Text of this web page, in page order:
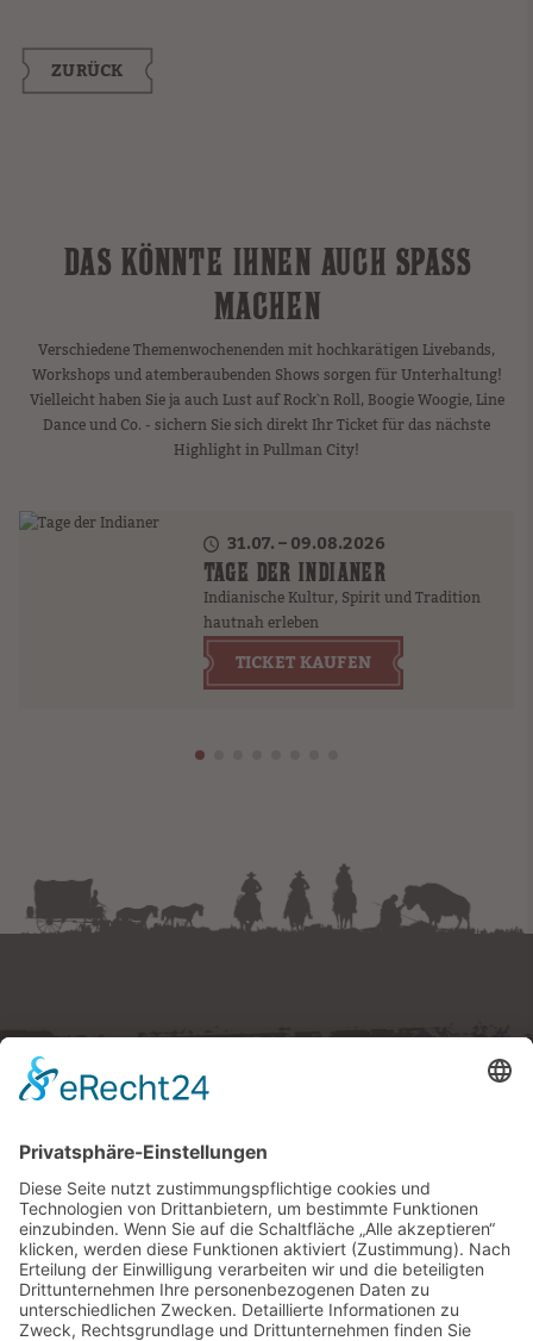
ZURÜCK
DAS KÖNNTE IHNEN AUCH SPASS M
ACHEN
Verschiedene Themenwochenenden mit hochkarätigen Livebands,
Workshops und atemberaubenden Shows sorgen für Unterhaltung!
Vielleicht haben Sie ja auch Lust auf Rock`n Roll, Boogie Woogie, Line
Dance und Co. - sichern Sie sich direkt Ihr Ticket für das nächste
Highlight in Pullman City!
31.07. – 09.08.2026
TAGE DER INDIANER
Indianische Kultur, Spirit und Tradition
hautnah erleben
TICKET KAUFEN
Westernstadt Pullman City
E-Mail:tickets@pullmancity.de
© Freizeitpark Pullman City
Impressum
Datenschutz
Folge uns